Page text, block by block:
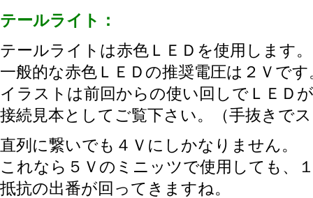
テールライト：
テールライトは赤色ＬＥＤを使用します。
一般的な赤色ＬＥＤの推奨電圧は２Ｖです
イラストは前回からの使い回しでＬＥＤ
接続見本としてご覧下さい。（手抜きで
直列に繋いでも４Ｖにしかなりません。
これなら５Ｖのミニッツで使用しても、
抵抗の出番が回ってきますね。